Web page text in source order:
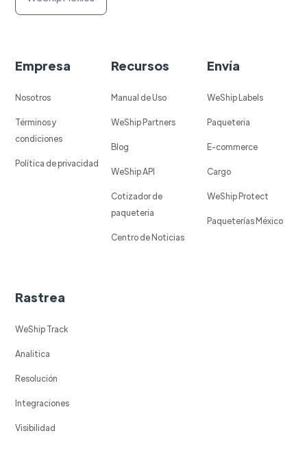
Empresa
Nosotros
Términos y
condiciones
Política de privacidad
Recursos
Manual de Uso
WeShip Partners
Blog
WeShip API
Cotizador de
paqueteria
Centro de Noticias
Envía
WeShip Labels
Paqueteria
E-commerce
Cargo
WeShip Protect
Paqueterías México
Rastrea
WeShip Track
Analitica
Resolución
Integraciones
Visibilidad